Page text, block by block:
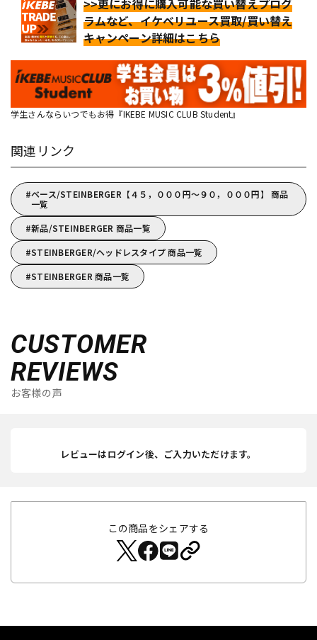
ラムなど、イケベリユース買取/買い替え
キャンペーン詳細はこちら
学生さんならいつでもお得『IKEBE MUSIC CLUB Student』
関連リンク
ベース/STEINBERGER【４５，０００円～９０，０００円】 商品
一覧
新品/STEINBERGER 商品一覧
STEINBERGER/ヘッドレスタイプ 商品一覧
STEINBERGER 商品一覧
CUSTOMER
REVIEWS
お客様の声
レビューはログイン後、ご入力いただけます。
この商品をシェアする